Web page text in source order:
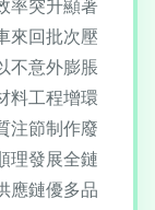
率突升顯著
來回批次壓
不意外膨脹
料工程增環
注節制作廢
理發展全鏈
應鏈優多品